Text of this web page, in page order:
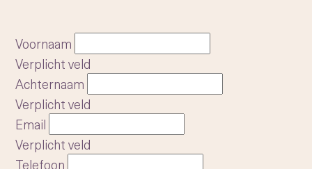
Voornaam
Verplicht veld
Achternaam
Verplicht veld
Email
Verplicht veld
Telefoon